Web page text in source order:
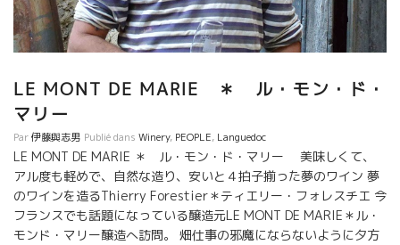
LE MONT DE MARIE ＊ ル・モン・ド・
マリー
Par伊藤與志男 Publié dans Winery, PEOPLE, Languedoc
LE MONT DE MARIE ＊ ル・モン・ド・マリー 美味しくて、
アル度も軽めで、自然な造り、安いと４拍子揃った夢のワイン 夢
のワインを造るThierry Forestier＊ティエリー・フォレスチエ 今
フランスでも話題になっている醸造元LE MONT DE MARIE＊ル・
モンド・マリー醸造へ訪問。 畑仕事の邪魔にならないように夕方